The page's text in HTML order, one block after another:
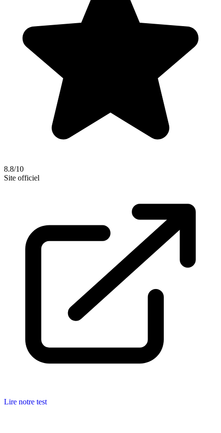
8.8/10
Site officiel
Lire notre test